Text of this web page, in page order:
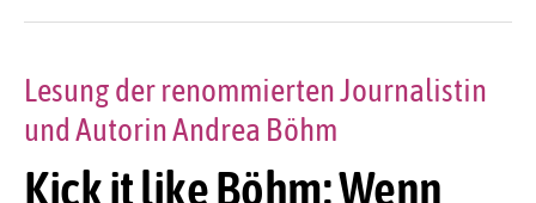
Kick it like Böhm: Wenn
Lesung der renommierten Journalistin
und Autorin Andrea Böhm